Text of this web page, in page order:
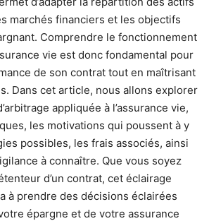
marchés financiers et les objectifs
Comprendre le fonctionnement
vie est donc fondamental pour
de son contrat tout en maîtrisant
Dans cet article, nous allons explorer
appliquée à l’assurance vie,
les motivations qui poussent à y
possibles, les frais associés, ainsi
à connaître. Que vous soyez
d’un contrat, cet éclairage
à prendre des décisions éclairées
épargne et de votre assurance